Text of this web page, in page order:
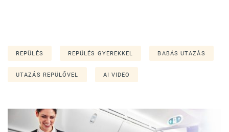
REPÜLÉS REPÜLÉS GYEREKKEL BABÁS UTAZÁS
UTAZÁS REPÜLŐVEL AI VIDEO